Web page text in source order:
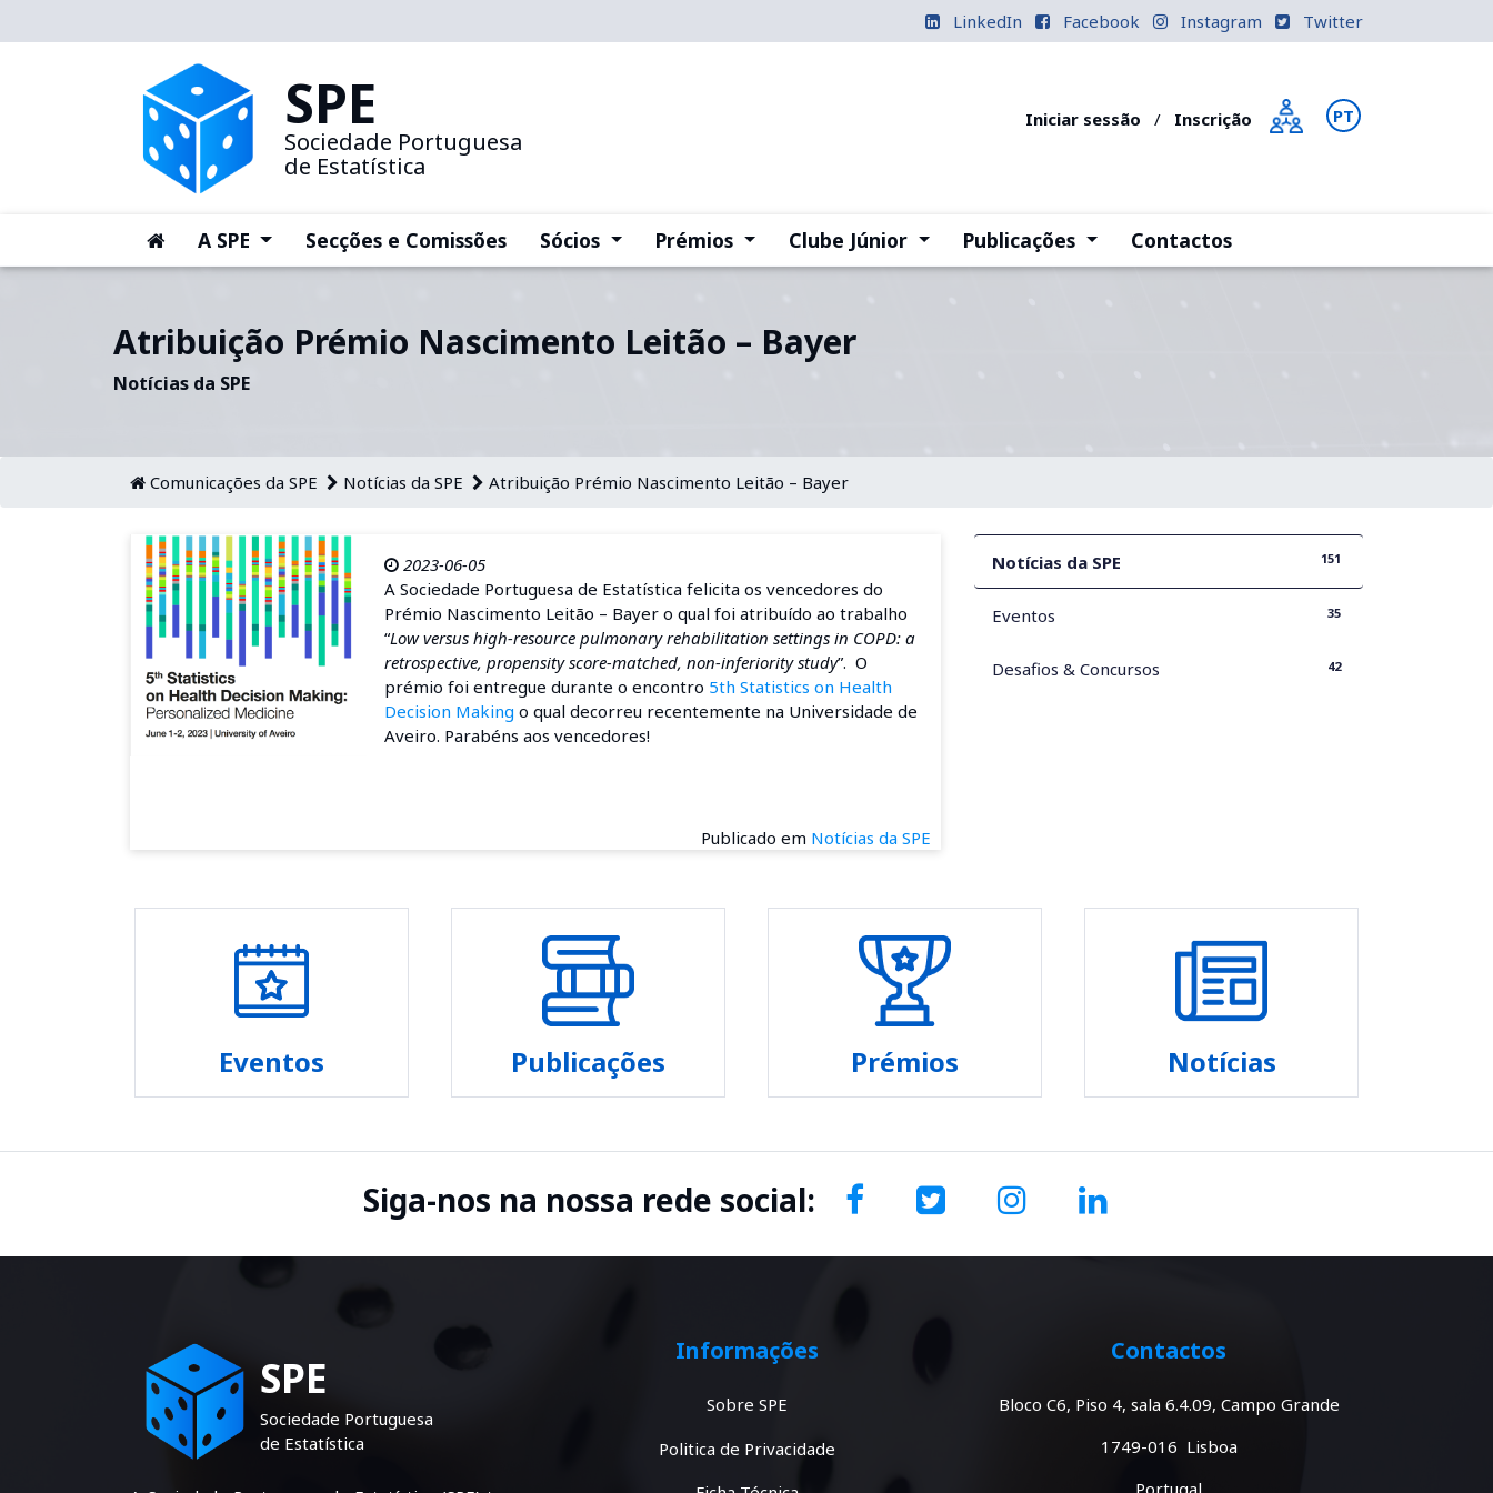
LinkedIn Facebook Instagram Twitter
SPE
Sociedade Portuguesa
de Estatística
Iniciar sessão / Inscrição PT
(current)
A SPE (current)Secções e Comissões Sócios (current)Prémios (current)Clube Júnior (current)Publicações (current)Contactos
Atribuição Prémio Nascimento Leitão – Bayer
Notícias da SPE
Comunicações da SPE Notícias da SPE Atribuição Prémio Nascimento Leitão – Bayer
Notícias da SPE 151
Eventos 35
Desafios & Concursos 42
2023-06-05
A Sociedade Portuguesa de Estatística felicita os vencedores do
Prémio Nascimento Leitão – Bayer o qual foi atribuído ao trabalho
“Low versus high-resource pulmonary rehabilitation settings in COPD: a
retrospective, propensity score-matched, non-inferiority study”. O
prémio foi entregue durante o encontro 5th Statistics on Health
Decision Making o qual decorreu recentemente na Universidade de
Aveiro. Parabéns aos vencedores!
Publicado em Notícias da SPE
Eventos Publicações Prémios Notícias
Siga-nos na nossa rede social:
SPE
Sociedade Portuguesa
de Estatística
Informações
Sobre SPE
Politica de Privacidade
Contactos
Bloco C6, Piso 4, sala 6.4.09, Campo Grande
1749-016 Lisboa